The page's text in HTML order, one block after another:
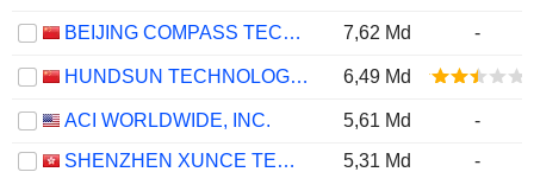
BEIJING COMPASS TECHNOLOGY DEVELOPMENT CO., LTD. 7,62 Md -
HUNDSUN TECHNOLOGIES INC. 6,49 Md
ACI WORLDWIDE, INC. 5,61 Md
-
SHENZHEN XUNCE TECHNOLOGY CO., LTD.
5,31 Md
-